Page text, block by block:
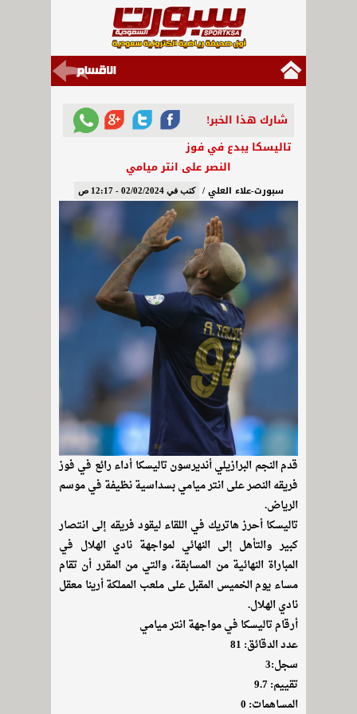
شارك هذا الخبر!
تاليسكا يبدع في فوز
النصر على انتر ميامي
سبورت-علاء العلي / كتب في 02/02/2024 - 12:17 ص
قدم النجم البرازيلي أنديرسون تاليسكا أداء رائع في فوز
فريقه النصر على انتر ميامي بسداسية نظيفة في موسم
الرياض.
تاليسكا أحرز هاتريك في اللقاء ليقود فريقه إلى انتصار
كبير والتأهل إلى النهائي لمواجهة نادي الهلال في
المباراة النهائية من المسابقة، والتي من المقرر أن تقام
مساء يوم الخميس المقبل على ملعب المملكة أرينا معقل
نادي الهلال.
أرقام تاليسكا في مواجهة انتر ميامي
عدد الدقائق: 81
سجل:3
تقييم: 9.7
المساهمات: 0